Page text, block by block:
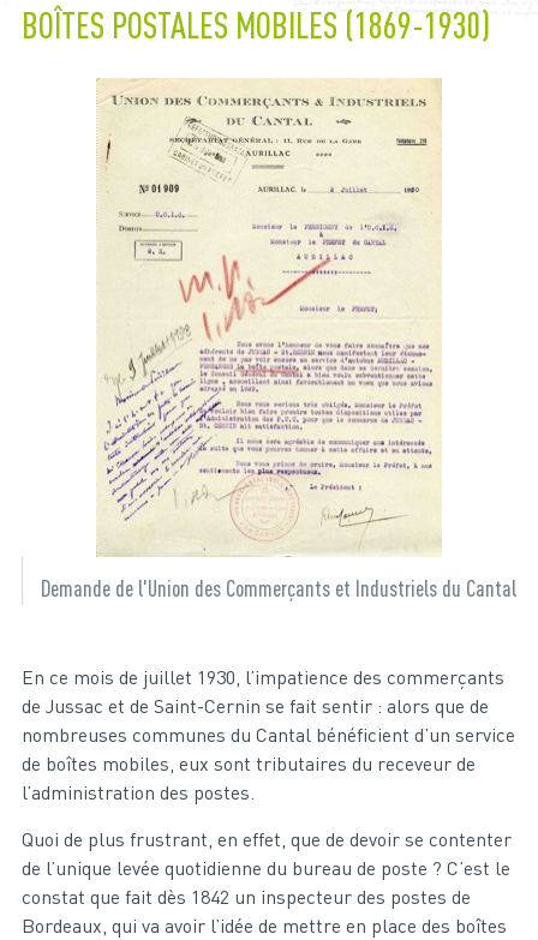
BOÎTES POSTALES MOBILES (1869-1930)
Demande de l'Union des Commerçants et Industriels du Cantal
En ce mois de juillet 1930, l’impatience des commerçants
de Jussac et de Saint-Cernin se fait sentir : alors que de
nombreuses communes du Cantal bénéficient d’un service
de boîtes mobiles, eux sont tributaires du receveur de
l’administration des postes.
Quoi de plus frustrant, en effet, que de devoir se contenter
de l’unique levée quotidienne du bureau de poste ? C’est le
constat que fait dès 1842 un inspecteur des postes de
Bordeaux, qui va avoir l’idée de mettre en place des boîtes